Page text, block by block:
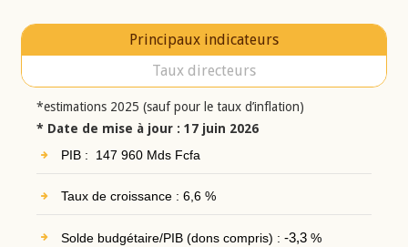
Principaux indicateurs
Taux directeurs
*estimations 2025 (sauf pour le taux d’inflation)
* Date de mise à jour : 17 juin 2026
PIB : 147 960 Mds Fcfa
Taux de croissance : 6,6 %
Solde budgétaire/PIB (dons compris) : -3,3%